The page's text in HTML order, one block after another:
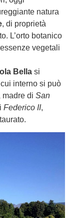
natura
, di proprietà
L’orto botanico
vegetali
Bella si
interno si può
madre di San
Federico II,